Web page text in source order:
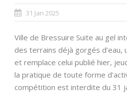
31 Jan 2025
Ville de Bressuire Suite au gel
des terrains déjà gorgés d’eau,
et remplace celui publié hier,
la pratique de toute forme
compétition est interdite du 31